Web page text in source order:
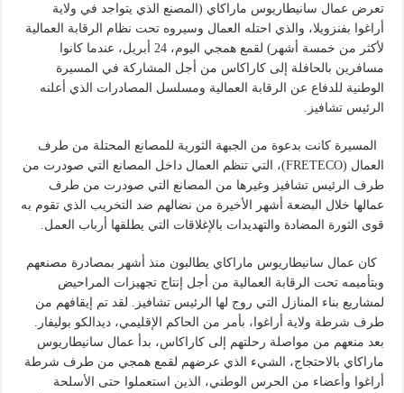
تعرض عمال سانيطاريوس ماراكاي (المصنع الذي يتواجد في ولاية
أراغوا بفنزويلا، والذي احتله العمال وسيروه تحت نظام الرقابة العمالية
لأكثر من خمسة أشهر) لقمع همجي اليوم، 24 أبريل، عندما كانوا
مسافرين بالحافلة إلى كاراكاس من أجل المشاركة في المسيرة
الوطنية للدفاع عن الرقابة العمالية ومسلسل المصادرات الذي أعلنه
الرئيس تشافيز.
المسيرة كانت بدعوة من الجبهة الثورية للمصانع المحتلة من طرف
العمال (FRETECO)، التي تنظم العمال داخل المصانع التي صودرت من
طرف الرئيس تشافيز وغيرها من المصانع التي صودرت من طرف
عمالها خلال البضعة أشهر الأخيرة من نضالهم ضد التخريب الذي تقوم به
قوى الثورة المضادة والتهديدات بالإغلاقات التي يطلقها أرباب العمل.
كان عمال سانيطاريوس ماراكاي يطالبون منذ أشهر بمصادرة مصنعهم
وبتأميمه تحت الرقابة العمالية من أجل إنتاج تجهيزات المراحيض
لمشاريع بناء المنازل التي روج لها الرئيس تشافيز. لقد تم إيقافهم من
طرف شرطة ولاية أراغوا، بأمر من الحاكم الإقليمي، ديدالكو بوليفار.
بعد منعهم من مواصلة رحلتهم إلى كاراكاس، بدأ عمال سانيطاريوس
ماراكاي بالاحتجاج، الشيء الذي عرضهم لقمع همجي من طرف شرطة
أراغوا وأعضاء من الحرس الوطني، الذين استعملوا حتى الأسلحة